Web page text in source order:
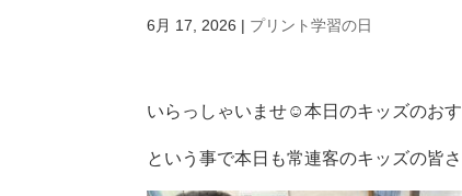
6月 17, 2026 | プリント学習の日
いらっしゃいませ☺️本日のキッズのお
という事で本日も常連客のキッズの皆